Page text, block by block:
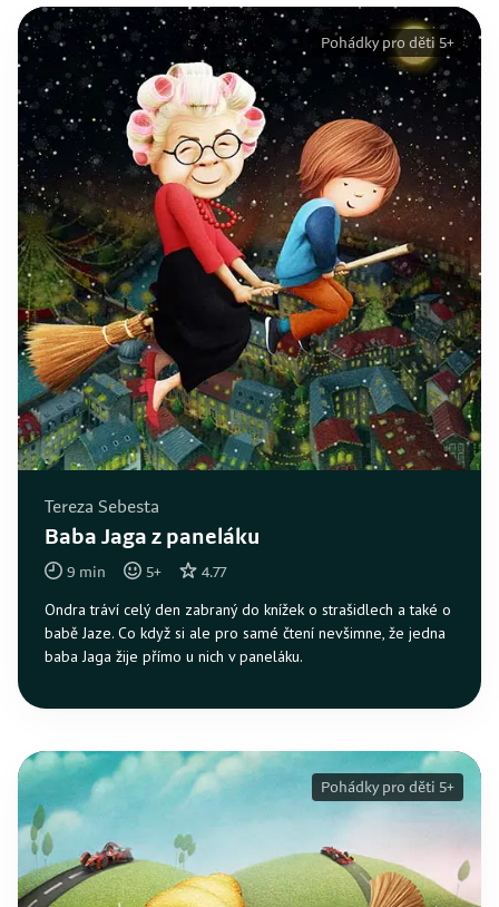
Tereza Sebesta
Baba Jaga z paneláku
9 min 5+ 4.77
Ondra tráví celý den zabraný do knížek o strašidlech a také o
babě Jaze. Co když si ale pro samé čtení nevšimne, že jedna
baba Jaga žije přímo u nich v paneláku.
Pohádky pro děti 5+
Pohádky pro děti 5+